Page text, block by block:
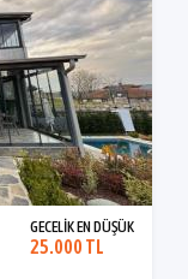
GECELİK EN DÜŞÜK
25.000 TL